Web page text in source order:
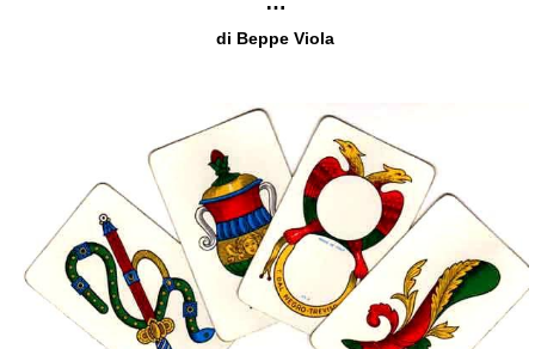
di Beppe Viola